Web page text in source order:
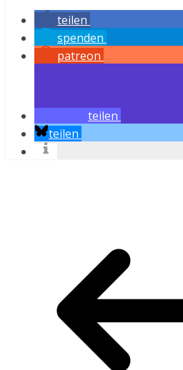
teilen
spenden
patreon
teilen
teilen